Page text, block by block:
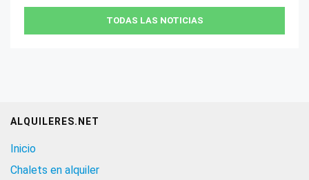
TODAS LAS NOTICIAS
ALQUILERES.NET
Inicio
Chalets en alquiler